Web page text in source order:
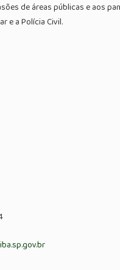
de áreas públicas e aos
e a Polícia Civil.